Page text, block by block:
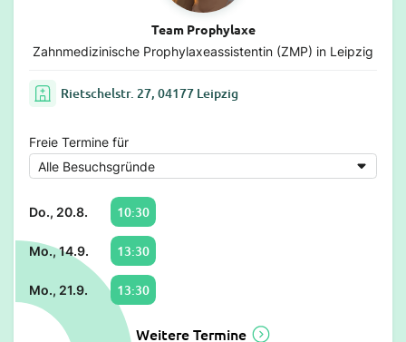
Team Prophylaxe
Zahnmedizinische Prophylaxeassistentin (ZMP) in Leipzig
Rietschelstr. 27, 04177 Leipzig
Freie Termine für
Do., 20.8. 10:30
Mo., 14.9. 13:30
Mo., 21.9. 13:30
Weitere Termine